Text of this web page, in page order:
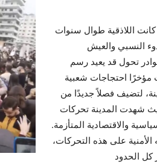
اللاذقية طوال سنوات
النسبي والعيش
تحول قد يعيد رسم
مؤخرًا احتجاجات شعبية
لتضيف فصلاً جديدًا من
شهدت المدينة تحركات
والاقتصادية المتأزمة.
على هذه التحركات،
كل الحدود